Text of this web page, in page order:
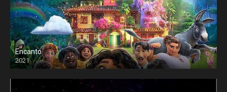
Encanto
2021